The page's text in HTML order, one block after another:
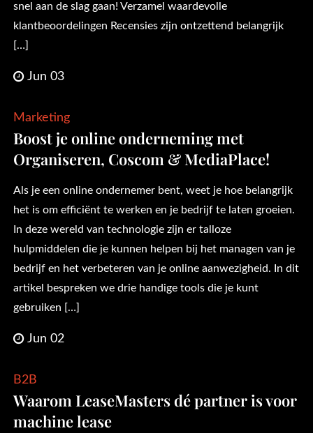
snel aan de slag gaan! Verzamel waardevolle
klantbeoordelingen Recensies zijn ontzettend belangrijk
[…]
Jun 03
Marketing
Boost je online onderneming met
Organiseren, Coscom & MediaPlace!
Als je een online ondernemer bent, weet je hoe belangrijk
het is om efficiënt te werken en je bedrijf te laten groeien.
In deze wereld van technologie zijn er talloze
hulpmiddelen die je kunnen helpen bij het managen van je
bedrijf en het verbeteren van je online aanwezigheid. In dit
artikel bespreken we drie handige tools die je kunt
gebruiken […]
Jun 02
B2B
Waarom LeaseMasters dé partner is voor
machine lease